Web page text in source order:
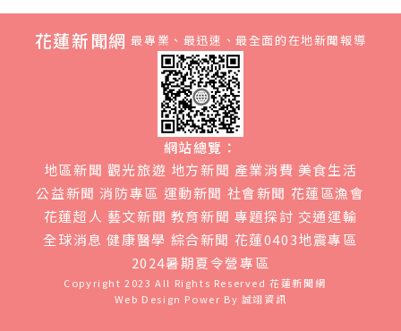
花蓮新聞網 最專業、最迅速、最全面的在地新聞報導
網站總覽：
地區新聞 觀光旅遊 地方新聞 產業消費 美食生活
公益新聞 消防專區 運動新聞 社會新聞 花蓮區漁會
花蓮超人 藝文新聞 教育新聞 專題探討 交通運輸
全球消息 健康醫學 綜合新聞 花蓮0403地震專區
2024暑期夏令營專區
Copyright 2023 All Rights Reserved花蓮新聞網
Web Design Power By 誠翊資訊